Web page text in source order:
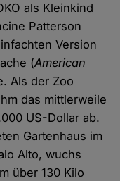
als Kleinkind
Patterson
Version
(American
Als der Zoo
das mittlerweile
US-Dollar ab.
Gartenhaus im
Alto, wuchs
über 130 Kilo